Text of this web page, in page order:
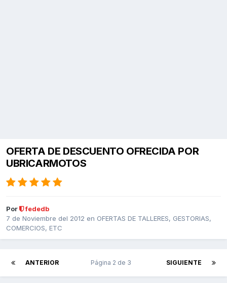
OFERTA DE DESCUENTO OFRECIDA POR
UBRICARMOTOS
Por
fededb
7 de Noviembre del 2012 en OFERTAS DE TALLERES, GESTORIAS,
COMERCIOS, ETC
ANTERIOR SIGUIENTE
Página 2 de 3